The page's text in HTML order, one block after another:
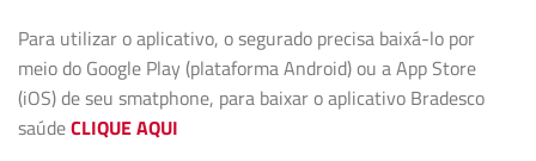
Para utilizar o aplicativo, o segurado precisa baixá-lo por
meio do Google Play (plataforma Android) ou a App Store
(iOS) de seu smatphone, para baixar o aplicativo Bradesco
saúdeCLIQUE AQUI